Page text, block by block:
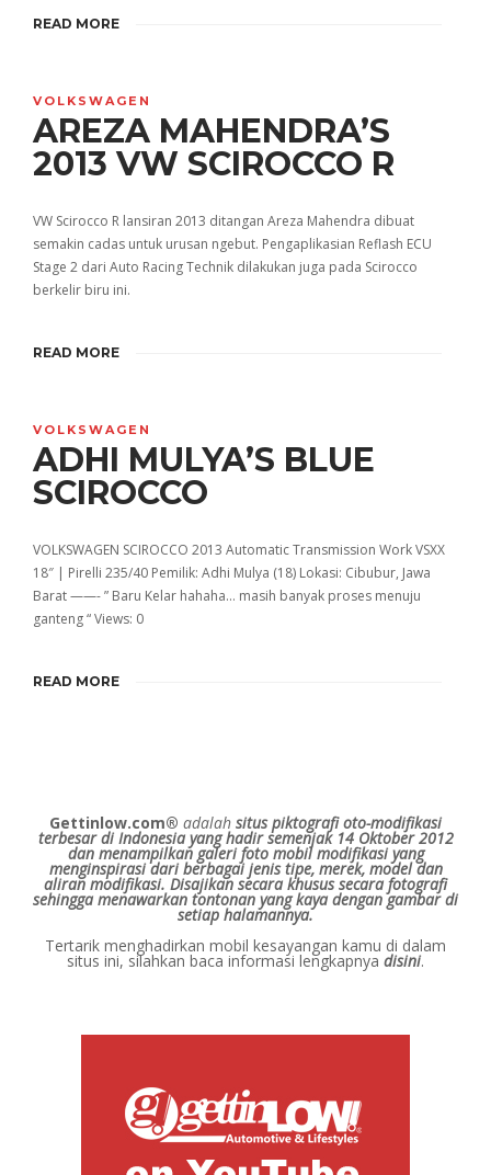
READ MORE
VOLKSWAGEN
AREZA MAHENDRA’S
2013 VW SCIROCCO R
VW Scirocco R lansiran 2013 ditangan Areza Mahendra dibuat
semakin cadas untuk urusan ngebut. Pengaplikasian Reflash ECU
Stage 2 dari Auto Racing Technik dilakukan juga pada Scirocco
berkelir biru ini.
READ MORE
VOLKSWAGEN
ADHI MULYA’S BLUE
SCIROCCO
VOLKSWAGEN SCIROCCO 2013 Automatic Transmission Work VSXX
18″ | Pirelli 235/40 Pemilik: Adhi Mulya (18) Lokasi: Cibubur, Jawa
Barat ——- ” Baru Kelar hahaha… masih banyak proses menuju
ganteng “ Views: 0
READ MORE
Gettinlow.com® adalah situs piktografi oto-modifikasi
terbesar di Indonesia yang hadir semenjak 14 Oktober 2012
dan menampilkan galeri foto mobil modifikasi yang
menginspirasi dari berbagai jenis tipe, merek, model dan
aliran modifikasi. Disajikan secara khusus secara fotografi
sehingga menawarkan tontonan yang kaya dengan gambar di
setiap halamannya.
Tertarik menghadirkan mobil kesayangan kamu di dalam
situs ini, silahkan baca informasi lengkapnya disini.